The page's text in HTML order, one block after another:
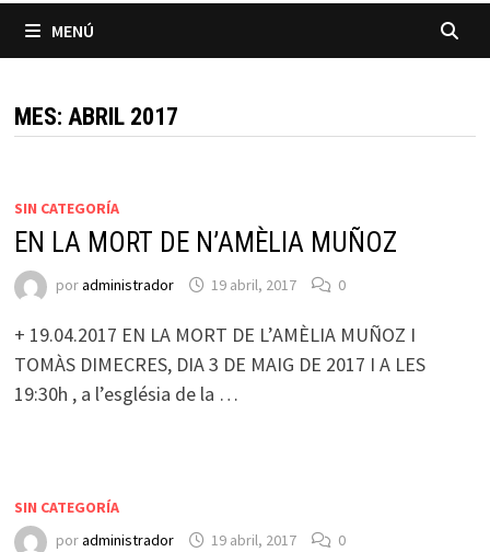
MENÚ
MES: ABRIL 2017
SIN CATEGORÍA
EN LA MORT DE N’AMÈLIA MUÑOZ
poradministrador 19 abril, 2017 0
+ 19.04.2017 EN LA MORT DE L’AMÈLIA MUÑOZ I
TOMÀS DIMECRES, DIA 3 DE MAIG DE 2017 I A LES
19:30h , a l’església de la …
SIN CATEGORÍA
poradministrador 19 abril, 2017 0